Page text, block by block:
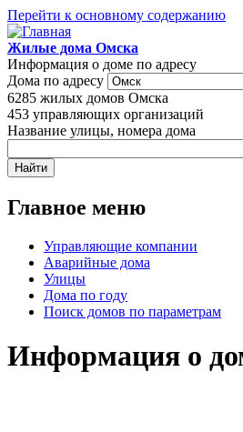
Перейти к основному содержанию
Жилые дома Омска
Информация о доме по адресу
Дома по адресу
6285 жилых домов Омска
453 управляющих организаций
Название улицы, номера дома
Главное меню
Управляющие компании
Аварийные дома
Улицы
Дома по году
Поиск домов по параметрам
Информация о